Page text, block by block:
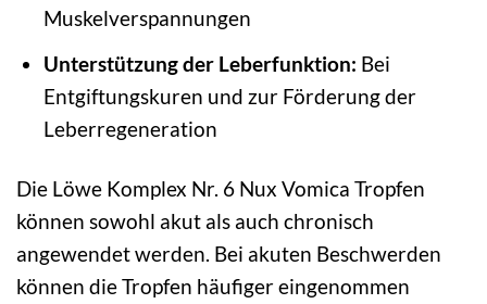
Muskelverspannungen
Unterstützung der Leberfunktion: Bei
Entgiftungskuren und zur Förderung der
Leberregeneration
Die Löwe Komplex Nr. 6 Nux Vomica Tropfen
können sowohl akut als auch chronisch
angewendet werden. Bei akuten Beschwerden
können die Tropfen häufiger eingenommen